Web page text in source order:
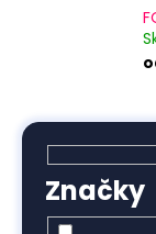
Značky